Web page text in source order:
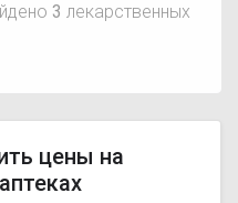
3 лекарственных
цены на